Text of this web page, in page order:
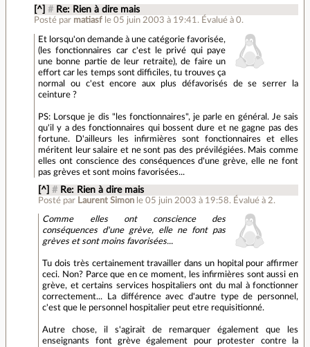
[^] # Re: Rien à dire mais
Posté par matiasf le 05 juin 2003 à 19:41 . Évalué à 0.
Et lorsqu'on demande à une catégorie favorisée,
(les fonctionnaires car c'est le privé qui paye
une bonne partie de leur retraite), de faire un
effort car les temps sont difficiles, tu trouves ça
normal ou c'est encore aux plus défavorisés de se serrer la
ceinture ?
PS: Lorsque je dis "les fonctionnaires", je parle en général. Je sais
qu'il y a des fonctionnaires qui bossent dure et ne gagne pas des
fortune. D'ailleurs les infirmières sont fonctionnaires et elles
méritent leur salaire et ne sont pas des prévilégiées. Mais comme
elles ont conscience des conséquences d'une grève, elle ne font
pas grèves et sont moins favorisées...
[^] # Re: Rien à dire mais
Posté par Laurent Simon le 05 juin 2003 à 19:58. Évalué à 2.
Comme elles ont conscience des
conséquences d'une grève, elle ne font pas
grèves et sont moins favorisées...
Tu dois très certainement travailler dans un hopital pour affirmer
ceci. Non? Parce que en ce moment, les infirmières sont aussi en
grève, et certains services hospitaliers ont du mal à fonctionner
correctement... La différence avec d'autre type de personnel,
c'est que le personnel hospitalier peut etre requisitionné.
Autre chose, il s'agirait de remarquer également que les
enseignants font grève également pour protester contre la